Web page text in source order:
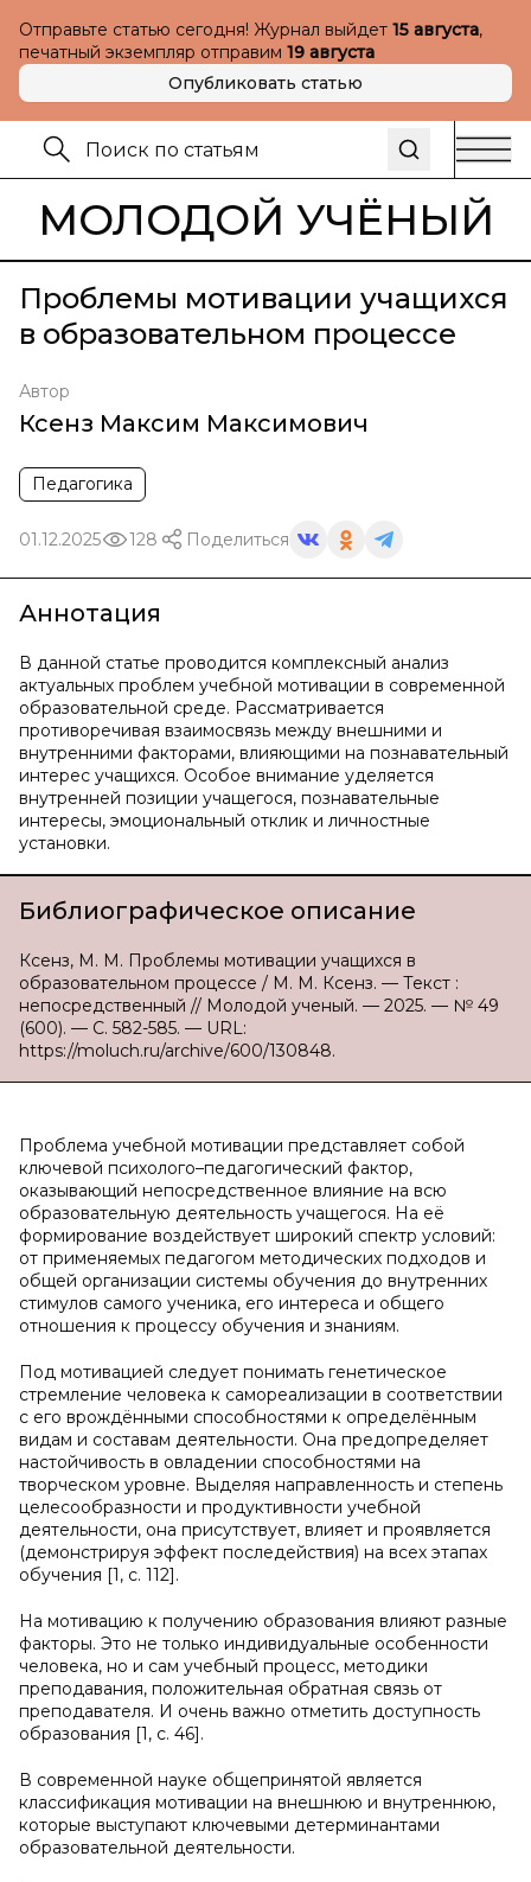
Отправьте статью сегодня! Журнал выйдет 15 августа,
печатный экземпляр отправим 19 августа
Опубликовать статью
МОЛОДОЙ УЧЁНЫЙ
Проблемы мотивации учащихся
в образовательном процессе
Автор
Ксенз Максим Максимович
Педагогика
01.12.2025 128 Поделиться
Аннотация
В данной статье проводится комплексный анализ
актуальных проблем учебной мотивации в современной
образовательной среде. Рассматривается
противоречивая взаимосвязь между внешними и
внутренними факторами, влияющими на познавательный
интерес учащихся. Особое внимание уделяется
внутренней позиции учащегося, познавательные
интересы, эмоциональный отклик и личностные
установки.
Библиографическое описание
Ксенз, М. М. Проблемы мотивации учащихся в
образовательном процессе / М. М. Ксенз. — Текст :
непосредственный // Молодой ученый. — 2025. — № 49
(600). — С. 582-585. — URL:
https://moluch.ru/archive/600/130848.
Проблема учебной мотивации представляет собой
ключевой психолого–педагогический фактор,
оказывающий непосредственное влияние на всю
образовательную деятельность учащегося. На её
формирование воздействует широкий спектр условий:
от применяемых педагогом методических подходов и
общей организации системы обучения до внутренних
стимулов самого ученика, его интереса и общего
отношения к процессу обучения и знаниям.
Под мотивацией следует понимать генетическое
стремление человека к самореализации в соответствии
с его врождёнными способностями к определённым
видам и составам деятельности. Она предопределяет
настойчивость в овладении способностями на
творческом уровне. Выделяя направленность и степень
целесообразности и продуктивности учебной
деятельности, она присутствует, влияет и проявляется
(демонстрируя эффект последействия) на всех этапах
обучения [1, с. 112].
На мотивацию к получению образования влияют разные
факторы. Это не только индивидуальные особенности
человека, но и сам учебный процесс, методики
преподавания, положительная обратная связь от
преподавателя. И очень важно отметить доступность
образования [1, с. 46].
В современной науке общепринятой является
классификация мотивации на внешнюю и внутреннюю,
которые выступают ключевыми детерминантами
образовательной деятельности.